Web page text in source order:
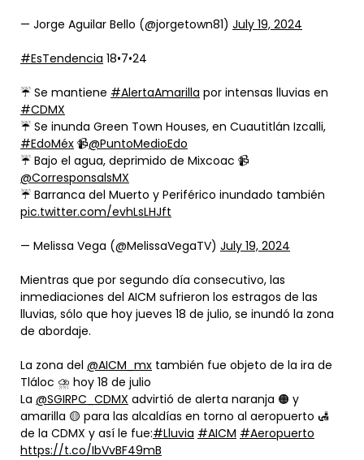
— Jorge Aguilar Bello (@jorgetown81) July 19, 2024
#EsTendencia 18•7•24
☔️ Se mantiene #AlertaAmarilla por intensas lluvias en
#CDMX
☔️ Se inunda Green Town Houses, en Cuautitlán Izcalli,
#EdoMéx 📹@PuntoMedioEdo
☔️ Bajo el agua, deprimido de Mixcoac 📹
@CorresponsalsMX
☔️ Barranca del Muerto y Periférico inundado también
pic.twitter.com/evhLsLHJft
— Melissa Vega (@MelissaVegaTV) July 19, 2024
Mientras que por segundo día consecutivo, las
inmediaciones del AICM sufrieron los estragos de las
lluvias, sólo que hoy jueves 18 de julio, se inundó la zona
de abordaje.
La zona del @AICM_mx también fue objeto de la ira de
Tláloc ⛈️ hoy 18 de julio
La @SGIRPC_CDMX advirtió de alerta naranja 🟠 y
amarilla 🟡 para las alcaldías en torno al aeropuerto 🛃
de la CDMX y así le fue:#Lluvia #AICM #Aeropuerto
https://t.co/IbVvBF49mB